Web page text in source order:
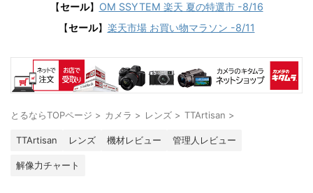
【セール】 OM SSYTEM 楽天 夏の特選市 -8/16
【セール】 楽天市場 お買い物マラソン -8/11
とるならTOPページ > カメラ > レンズ > TTArtisan >
TTArtisan レンズ 機材レビュー 管理人レビュー
解像力チャート